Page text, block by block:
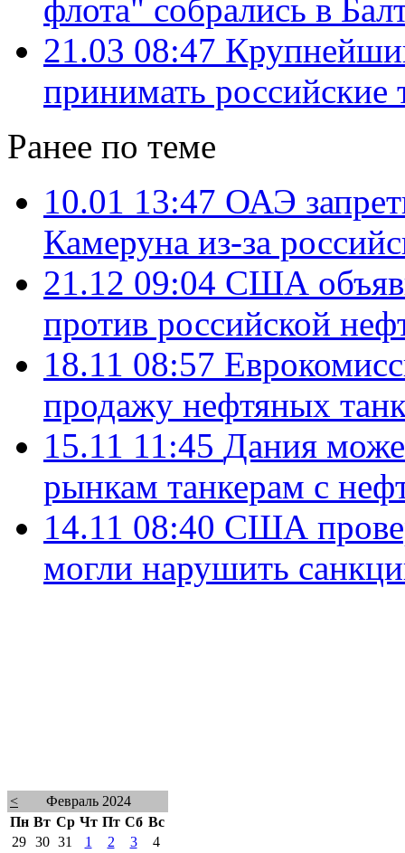
флота" собрались в
21.03 08:47
принимать
Ранее по теме
10.01 13:47 ОАЭ
Камеруна из-за
21.12 09:04 США
против российской
18.11 08:57
продажу нефтяных
15.11 11:45 Дания
рынкам танкерам с
14.11 08:40 США
могли нарушить
<
Февраль 2024
Пн Вт Ср Чт Пт Сб Вс
29 30 31 1 2 3 4